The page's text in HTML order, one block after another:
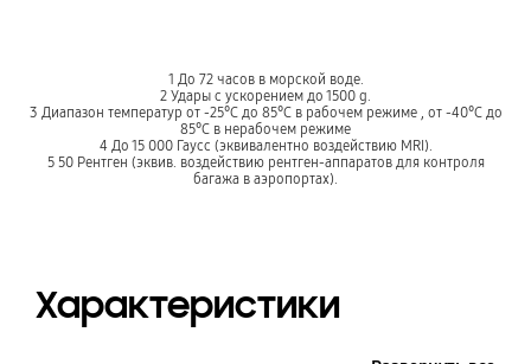
1 До 72 часов в морской воде.
2 Удары с ускорением до 1500 g.
3 Диапазон температур от -25°C до 85°C в рабочем режиме , от -40°C до
85°C в нерабочем режиме
4 До 15 000 Гаусс (эквивалентно воздействию MRI).
5 50 Рентген (эквив. воздействию рентген-аппаратов для контроля
багажа в аэропортах).
Характеристики